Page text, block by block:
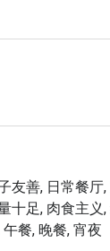
宗日式居酒屋
与好友畅聊整
都附着了恰到
关、对正宗姬
。正是这份温
境，将一顿简
忆。
友善, 日常餐厅
十足, 肉食主义
餐, 晚餐, 宵夜